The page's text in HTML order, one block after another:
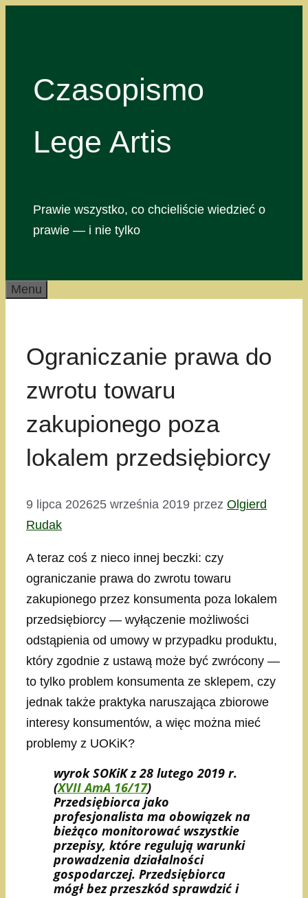
Czasopismo
Lege Artis
Prawie wszystko, co chcieliście wiedzieć o
prawie — i nie tylko
Menu
Ograniczanie prawa do
zwrotu towaru
zakupionego poza
lokalem przedsiębiorcy
9 lipca 202625 września 2019 przez Olgierd
Rudak
A teraz coś z nieco innej beczki: czy
ograniczanie prawa do zwrotu towaru
zakupionego przez konsumenta poza lokalem
przedsiębiorcy — wyłączenie możliwości
odstąpienia od umowy w przypadku produktu,
który zgodnie z ustawą może być zwrócony —
to tylko problem konsumenta ze sklepem, czy
jednak także praktyka naruszająca zbiorowe
interesy konsumentów, a więc można mieć
problemy z UOKiK?
wyrok SOKiK z 28 lutego 2019 r.
(XVII AmA 16/17)
Przedsiębiorca jako
profesjonalista ma obowiązek na
bieżąco monitorować wszystkie
przepisy, które regulują warunki
prowadzenia działalności
gospodarczej. Przedsiębiorca
mógł bez przeszkód sprawdzić i